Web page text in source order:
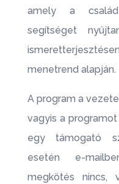
amely a család
segítséget
menetrend alapján.
A program a
vagyis a
egy támogató
esetén e-
megkötés nincs,